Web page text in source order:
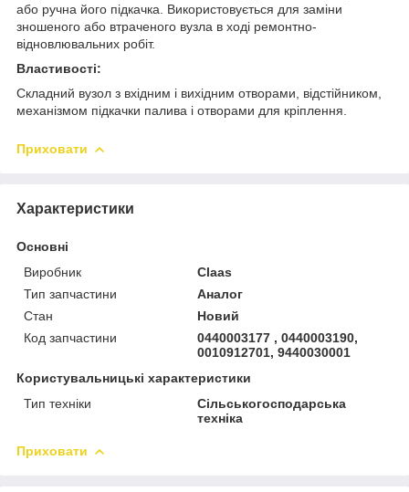
або ручна його підкачка. Використовується для заміни
зношеного або втраченого вузла в ході ремонтно-
відновлювальних робіт.
Властивості:
Складний вузол з вхідним і вихідним отворами, відстійником,
механізмом підкачки палива і отворами для кріплення.
Приховати
Характеристики
Основні
Виробник
Claas
Тип запчастини
Аналог
Стан
Новий
Код запчастини
0440003177 , 0440003190,
0010912701, 9440030001
Користувальницькі характеристики
Тип техніки
Сільськогосподарська
техніка
Приховати